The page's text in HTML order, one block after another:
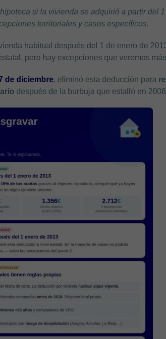
si la vivienda se adquirió a partir del
territoriales y casos específicos.
habitual después del 1 de enero de
pero hay excepciones que veremos
de diciembre, eliminó esta deducción para
después de la burbuja que estalló en